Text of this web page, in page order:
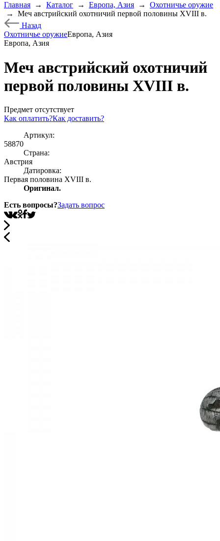
Главная → Каталог → Европа, Азия →
Охотничье оружие
→
Меч австрийский охотничий первой половины XVIII в.
Назад
Охотничье оружиеЕвропа, Азия
Европа, Азия
Меч австрийский охотничий
первой половины XVIII в.
Предмет отсутствует
Как оплатить?Как доставить?
Артикул:
58870
Страна:
Австрия
Датировка:
Первая половина XVIII в.
Оригинал.
Есть вопросы?Задать вопрос